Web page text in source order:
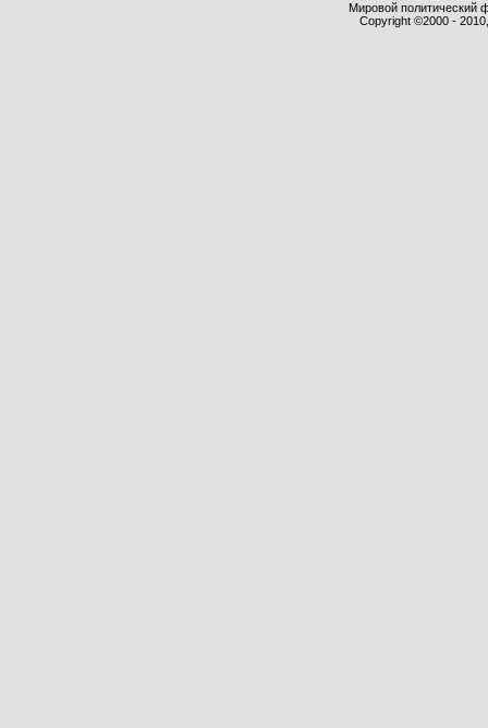
Мировой политический
Copyright ©2000 -